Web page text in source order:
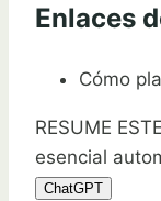
Enlaces
Cómo
RESUME
esencial
ChatGPT